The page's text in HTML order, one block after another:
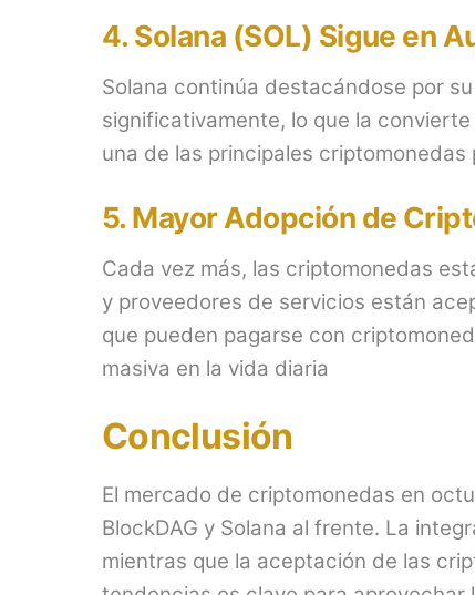
4. Solana (SOL) Sigue en
Solana continúa destacándose por
significativamente, lo que la
una de las principales
5. Mayor Adopción de
Cada vez más, las criptomonedas
y proveedores de servicios están
que pueden pagarse con
masiva en la vida diaria​
Conclusión
El mercado de criptomonedas en
BlockDAG y Solana al frente. La
mientras que la aceptación de las